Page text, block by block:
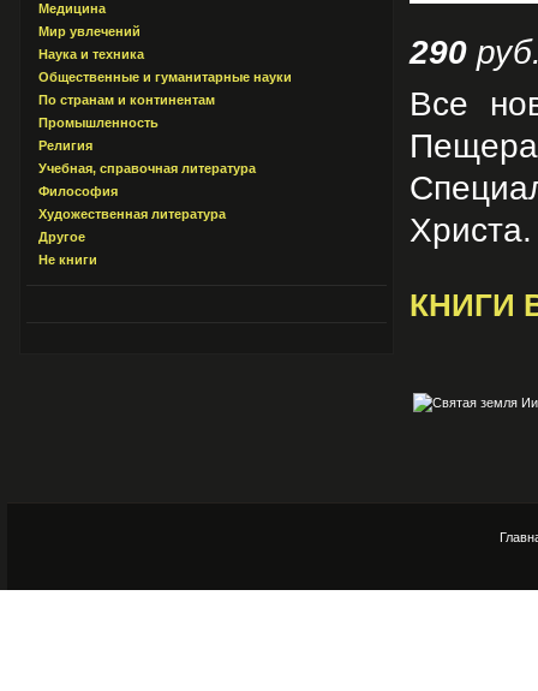
Медицина
Мир увлечений
Наука и техника
Общественные и гуманитарные науки
По странам и континентам
Промышленность
Религия
Учебная, справочная литература
Философия
Художественная литература
Другое
Не книги
290
Все
Христа.
КНИГИ